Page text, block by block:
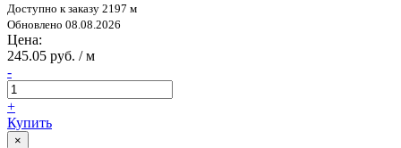
Доступно к заказу 2197 м
Обновлено 08.08.2026
Цена:
245.05 руб. / м
-
+
Купить
×